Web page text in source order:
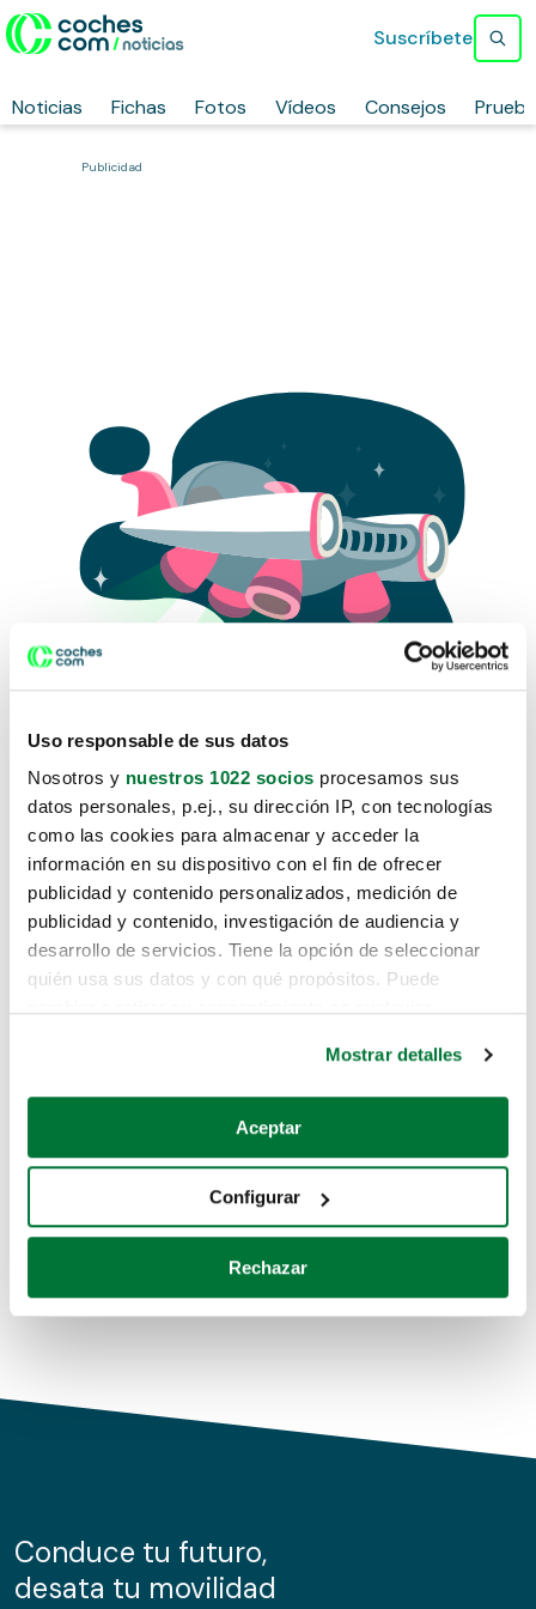
Uso responsable de sus datos
Nosotros y nuestros 1022 socios procesamos sus
datos personales, p.ej., su dirección IP, con tecnologías
como las cookies para almacenar y acceder la
información en su dispositivo con el fin de ofrecer
publicidad y contenido personalizados, medición de
publicidad y contenido, investigación de audiencia y
desarrollo de servicios. Tiene la opción de seleccionar
quién usa sus datos y con qué propósitos. Puede
Si lo permite, también quisiéramos:
Recopilar información sobre su ubicación geográfica
Identificar su dispositivo analizándolo activamente
para buscar características específicas (huellas
Obtenga más información sobre cómo se procesan sus
de cookies.
información sobre el uso que haga del sitio web con
nuestros partners de redes sociales, publicidad y análisis
Mostrar detalles
Aceptar
Configurar
Rechazar
Noticias Fichas Fotos Vídeos Consejos
Suscríbete
Publicidad
Lo sentimos, no sabemos como
te hemos traido hasta aquí.
Pero puedes encontrar el coche que estás
buscando en alguno de estos enlaces:
Coches de segunda mano
Coches de km0
Conduce tu futuro,
desata tu movilidad